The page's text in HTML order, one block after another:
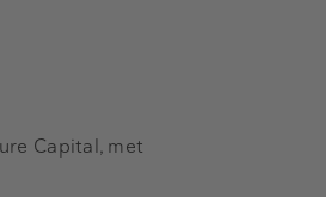
Capital, met